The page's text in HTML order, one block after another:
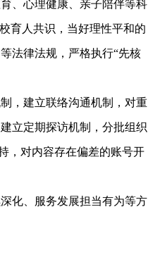
、心理健康、亲子陪伴等科
育人共识，当好理性平和的
法律法规，严格执行“先核
，建立联络沟通机制，对重
立定期探访机制，分批组织
，对内容存在偏差的账号开
化、服务发展担当有为等方